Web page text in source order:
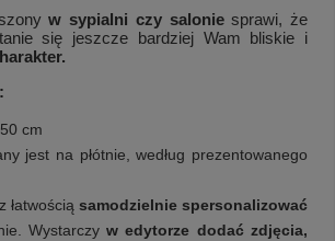
w sypialni czy saloniesprawi, że
się jeszcze bardziej Wam bliskie i
cm
jest na płótnie, według prezentowanego
łatwością samodzielnie spersonalizować
Wystarczyw edytorze dodać zdjęcia,